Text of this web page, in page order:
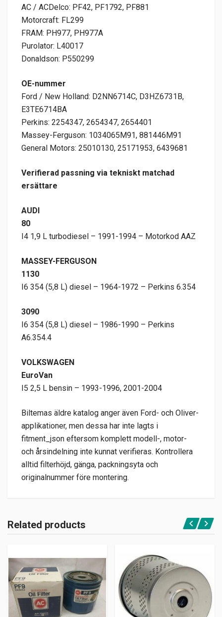
AC / ACDelco: PF42, PF1792, PF881
Motorcraft: FL299
FRAM: PH977, PH977A
Purolator: L40017
Donaldson: P550299
OE-nummer
Ford / New Holland: D2NN6714C, D3HZ6731B,
E3TE6714BA
Perkins: 2254347, 2654347, 2654401
Massey-Ferguson: 1034065M91, 881446M91
General Motors: 25010130, 25171953, 6439681
Verifierad passning via tekniskt matchad
ersättare
AUDI
80
I4 1,9 L turbodiesel – 1991-1994 – Motorkod AAZ
MASSEY-FERGUSON
1130
I6 354 (5,8 L) diesel – 1964-1972 – Perkins 6.354
3090
I6 354 (5,8 L) diesel – 1986-1990 – Perkins
A6.354.4
VOLKSWAGEN
EuroVan
I5 2,5 L bensin – 1993-1996, 2001-2004
Biltemas äldre katalog anger även Ford- och Oliver-
applikationer, men dessa har inte lagts i
fitment_json eftersom komplett modell-, motor-
och årsindelning inte kunnat verifieras. Kontrollera
alltid filterhöjd, gänga, packningsyta och
originalnummer före montering.
Related products